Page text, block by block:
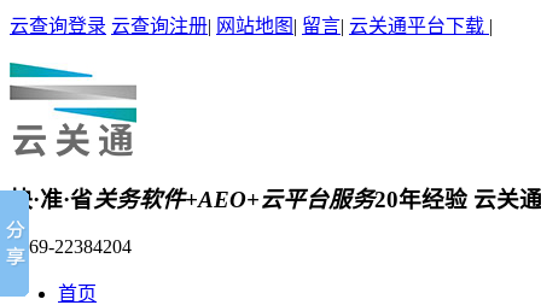
云查询登录 云查询注册| 网站地图 | 留言| 云关通平台下载 |
快·准·省关务软件+AEO+云平台服务20年经验 云关
0769-22384204
首页